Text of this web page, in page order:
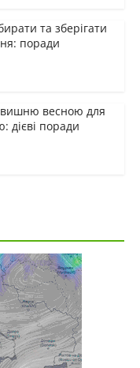
та зберігати
поради
весною для
дієві поради